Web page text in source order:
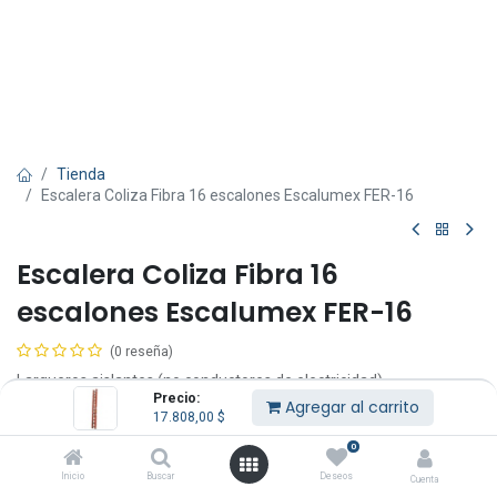
Precio:
17.808,00 $ Agregar al carrito
Inicio Buscar
0
Deseos Cuenta
Tienda
Escalera Coliza Fibra 16 escalones Escalumex FER-16
Escalera Coliza Fibra 16
escalones Escalumex FER-16
(0 reseña)
Largueros aislantes (no conductores de electricidad).
Escalón antiderrapante tipo D de aluminio.
Sistema de elevación de cuerda y polea.
Pies de seguridad antiderrapante.
16 escalones.